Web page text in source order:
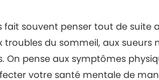
fait souvent penser tout de suite
du sommeil, aux sueurs
On pense aux symptômes
votre santé mentale de